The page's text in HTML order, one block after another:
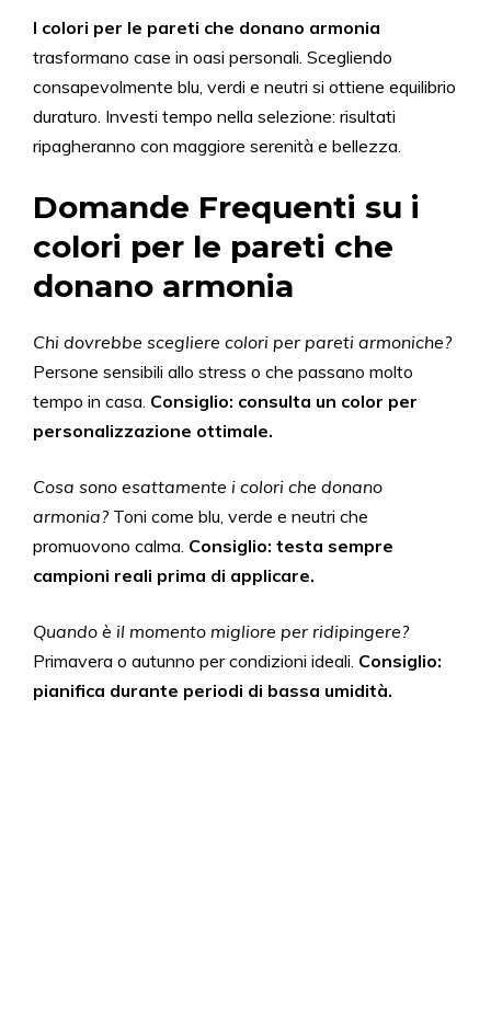
I colori per le pareti che donano armonia
trasformano case in oasi personali. Scegliendo
consapevolmente blu, verdi e neutri si ottiene equilibrio
duraturo. Investi tempo nella selezione: risultati
ripagheranno con maggiore serenità e bellezza.
Domande Frequenti su i
colori per le pareti che
donano armonia
Chi dovrebbe scegliere colori per pareti armoniche?
Persone sensibili allo stress o che passano molto
tempo in casa. Consiglio: consulta un color per
personalizzazione ottimale.
Cosa sono esattamente i colori che donano
armonia?Toni come blu, verde e neutri che
promuovono calma. Consiglio: testa sempre
campioni reali prima di applicare.
Quando è il momento migliore per ridipingere?
Primavera o autunno per condizioni ideali. Consiglio:
pianifica durante periodi di bassa umidità.